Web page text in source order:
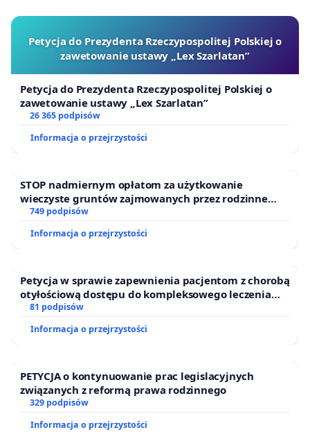
Petycja do Prezydenta Rzeczypospolitej Polskiej o
zawetowanie ustawy „Lex Szarlatan”
Petycja do Prezydenta Rzeczypospolitej Polskiej o
zawetowanie ustawy „Lex Szarlatan”
26 365 podpisów
Informacja o przejrzystości
STOP nadmiernym opłatom za użytkowanie
wieczyste gruntów zajmowanych przez rodzinne
ogrody działkowe.
749 podpisów
Informacja o przejrzystości
Petycja w sprawie zapewnienia pacjentom z chorobą
otyłościową dostępu do kompleksowego leczenia
oraz programów profilaktycznych.
81 podpisów
Informacja o przejrzystości
PETYCJA o kontynuowanie prac legislacyjnych
związanych z reformą prawa rodzinnego
329 podpisów
Informacja o przejrzystości